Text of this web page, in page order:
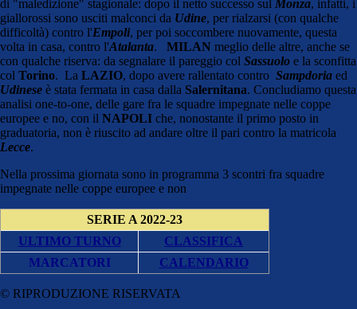
di "maledizione" stagionale: dopo il netto successo sul Monza, infatti, i
giallorossi sono usciti malconci da Udine, per rialzarsi (con qualche
difficoltà) contro l'Empoli, per poi soccombere nuovamente, questa
volta in casa, contro l'Atalanta. MILAN meglio delle altre, anche se
con qualche riserva: da segnalare il pareggio col Sassuolo e la sconfitta
col Torino. La LAZIO, dopo avere rallentato contro Sampdoria ed
Udinese è stata fermata in casa dalla Salernitana. Concludiamo questa
analisi one-to-one, delle gare fra le squadre impegnate nelle coppe
europee e no, con il NAPOLI che, nonostante il primo posto in
graduatoria, non è riuscito ad andare oltre il pari contro la matricola
Lecce.
Nella prossima giornata sono in programma 3 scontri fra squadre
impegnate nelle coppe europee e non
SERIE A 2022-23
ULTIMO TURNO
CLASSIFICA
MARCATORI
CALENDARIO
© RIPRODUZIONE RISERVATA